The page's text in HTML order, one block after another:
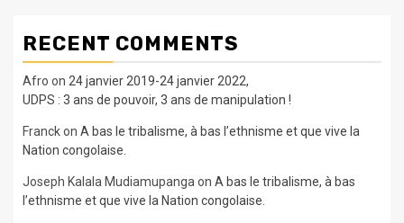
RECENT COMMENTS
Afro on 24 janvier 2019-24 janvier 2022,
UDPS : 3 ans de pouvoir, 3 ans de manipulation !
Franckon A bas le tribalisme, à bas l’ethnisme et que vive la
Nation congolaise.
Joseph Kalala Mudiamupanga on A bas le tribalisme, à bas
l’ethnisme et que vive la Nation congolaise.